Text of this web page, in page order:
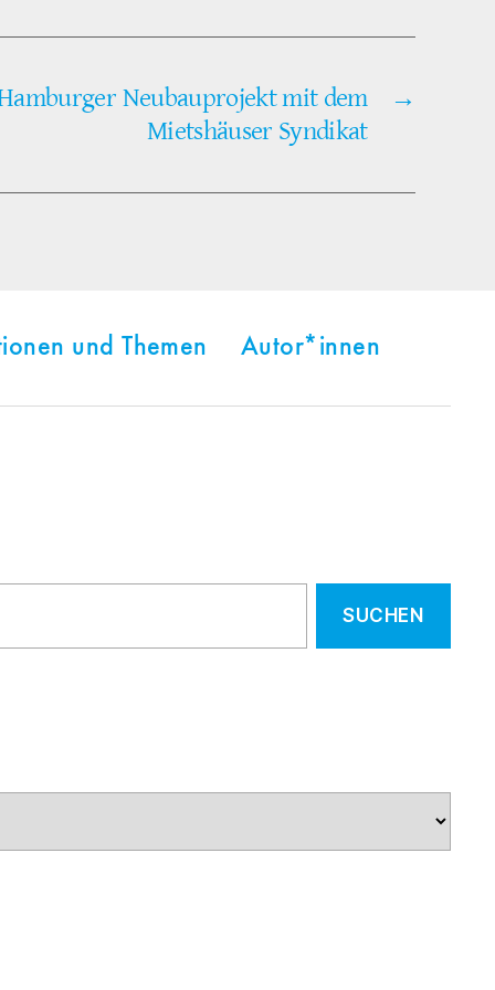
→
Neubauprojekt mit dem
Mietshäuser Syndikat
und Themen Autor*innen